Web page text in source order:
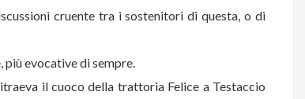
cruente tra i sostenitori di questa, o di
più evocative di sempre.
il cuoco della trattoria Felice a Testaccio